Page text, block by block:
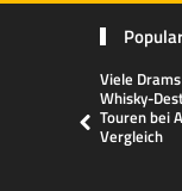
Viele
Whisky-
Touren bei
Vergleich